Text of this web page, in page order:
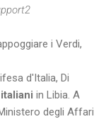
i Verdi,
d'Italia, Di
in Libia. A
degli Affari